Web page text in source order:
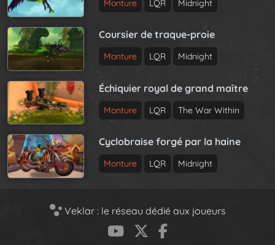
Monture LQR Midnight
Coursier de traque-proie
Monture LQR Midnight
Échiquier royal de grand maître
Monture LQR The War Within
Cyclobraise forgé par la haine
Monture LQR Midnight
Veklar : le réseau dédié aux joueurs